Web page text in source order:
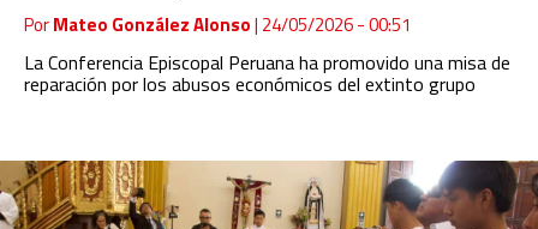
PorMateo González Alonso| 24/05/2026 - 00:51
La Conferencia Episcopal Peruana ha promovido una misa de
reparación por los abusos económicos del extinto grupo